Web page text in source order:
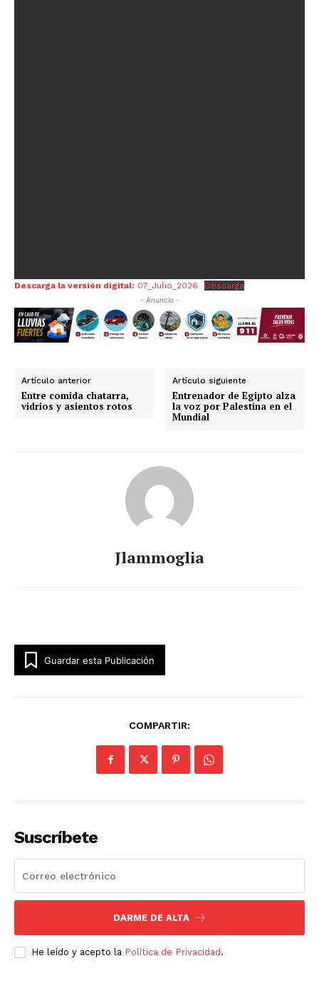
Descarga la versión digital: 07_Julio_2026 Descarga
- Anuncio -
Artículo anterior
Entre comida chatarra,
vidrios y asientos rotos
Artículo siguiente
Entrenador de Egipto alza
la voz por Palestina en el
Mundial
Jlammoglia
Guardar esta Publicación
COMPARTIR:
Suscríbete
DARME DE ALTA
He leído y acepto la Política de Privacidad .